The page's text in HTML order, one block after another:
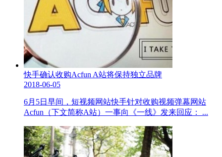
快手确认收购Acfun A站将保持独立品牌
2018-06-05
6月5日早间，短视频网站快手针对收购视频弹幕网站
Acfun（下文简称A站）一事向《一线》发来回应： ...